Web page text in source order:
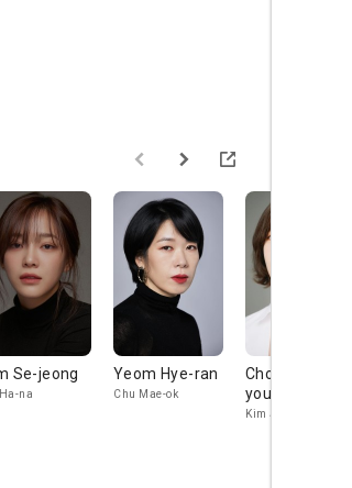
Se-jeong
na
Yeom Hye-ran
Chu Mae-ok
Choi Yoon-
young
Kim Jeong-yeong